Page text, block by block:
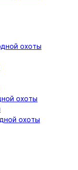
охоты
охоты
охоты